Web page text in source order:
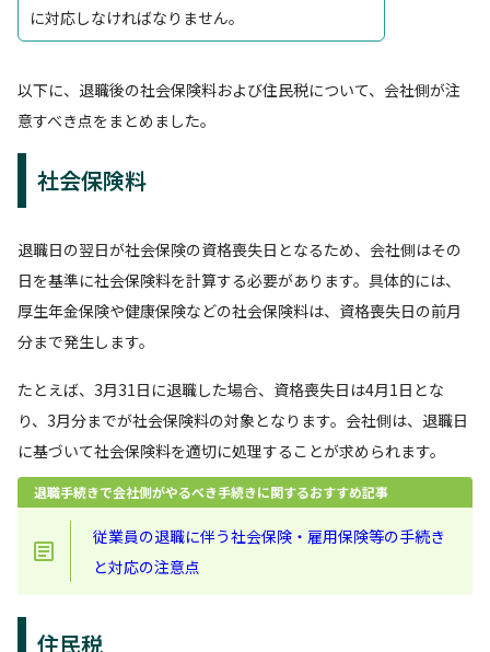
に対応しなければなりません。
以下に、退職後の社会保険料および住民税について、会社側が注
意すべき点をまとめました。
社会保険料
退職日の翌日が社会保険の資格喪失日となるため、会社側はその
日を基準に社会保険料を計算する必要があります。具体的には、
厚生年金保険や健康保険などの社会保険料は、資格喪失日の前月
分まで発生します。
たとえば、3月31日に退職した場合、資格喪失日は4月1日とな
り、3月分までが社会保険料の対象となります。会社側は、退職日
に基づいて社会保険料を適切に処理することが求められます。
退職手続きで会社側がやるべき手続きに関するおすすめ記事
従業員の退職に伴う社会保険・雇用保険等の手続き
と対応の注意点
住民税